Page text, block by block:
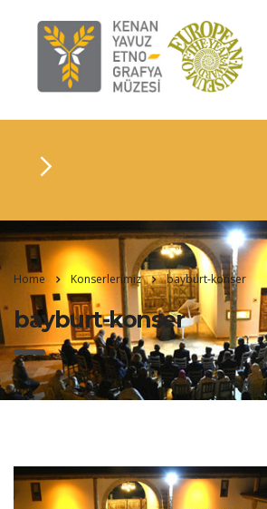
Home Konserlerimiz bayburt-konser
bayburt-konser